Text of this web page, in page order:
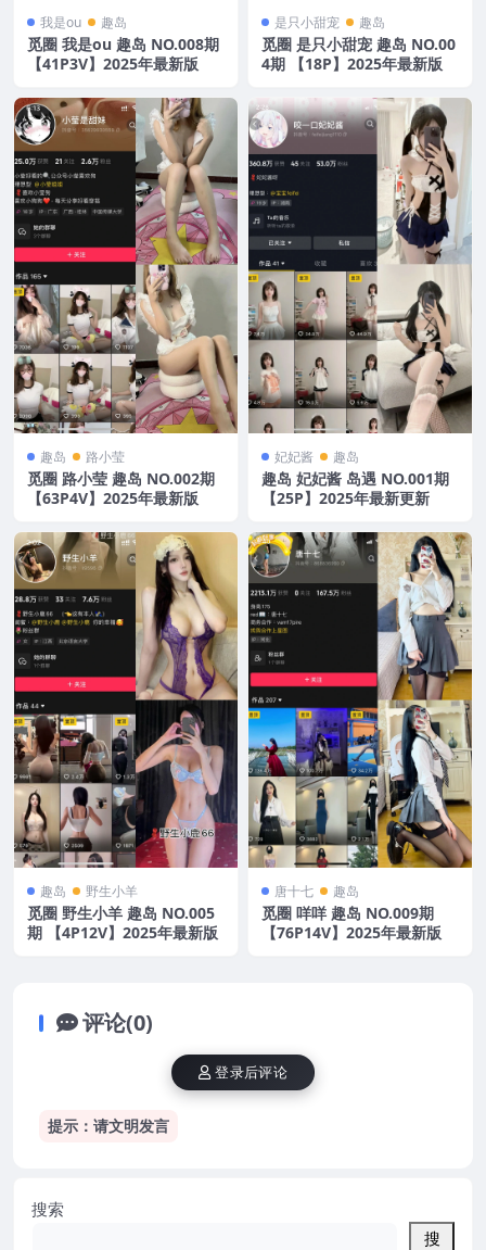
我是ou 趣岛
觅圈 我是ou 趣岛 NO.008期
【41P3V】2025年最新版
是只小甜宠 趣岛
觅圈 是只小甜宠 趣岛 NO.00
4期 【18P】2025年最新版
趣岛 路小莹
觅圈 路小莹 趣岛 NO.002期
【63P4V】2025年最新版
妃妃酱 趣岛
趣岛 妃妃酱 岛遇 NO.001期
【25P】2025年最新更新
趣岛 野生小羊
觅圈 野生小羊 趣岛 NO.005
期 【4P12V】2025年最新版
唐十七 趣岛
觅圈 咩咩 趣岛 NO.009期
【76P14V】2025年最新版
评论(0)
提示：请文明发言
登录后评论
搜索
搜